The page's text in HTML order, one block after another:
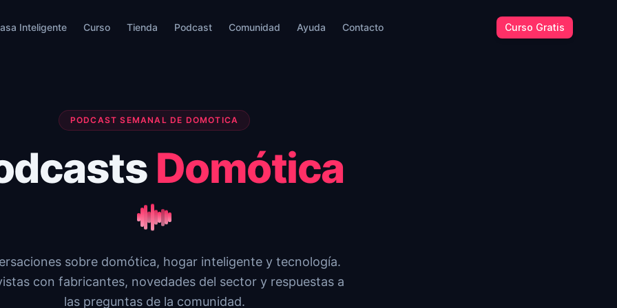
Inteligente Curso Tienda Podcast Comunidad Ayuda Contacto Curso Gratis
PODCAST SEMANAL DE DOMOTICA
Domótica
sobre domótica, hogar inteligente y tecnología.
con fabricantes, novedades del sector y respuestas a
las preguntas de la comunidad.